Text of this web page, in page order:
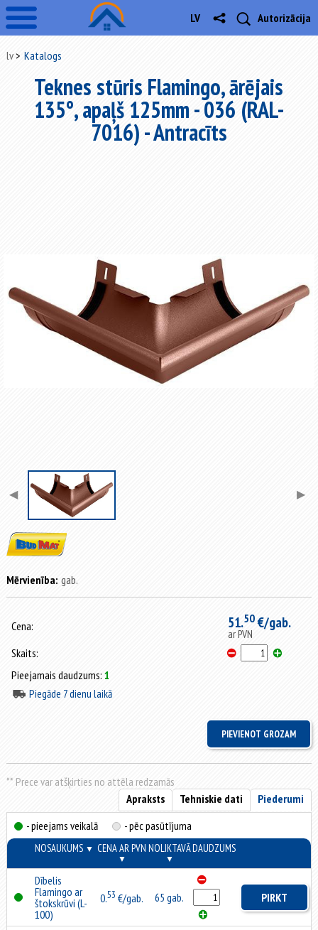
Autorizācija
LV
lv Katalogs
Teknes stūris Flamingo, ārējais
135°, apaļš 125mm - 036 (RAL-
7016) - Antracīts
◀ ▶
Mērvienība: gab.
Cena: 51.50€/gab.
ar PVN
Skaits:
Pieejamais daudzums: 1
Piegāde 7 dienu laikā
** Prece var atšķirties no attēla redzamās
Piederumi
Tehniskie dati
Apraksts
- pieejams veikalā
- pēc pasūtījuma
NOSAUKUMS ▼ CENA AR PVN
▼
NOLIKTAVĀ
▼
DAUDZUMS
Dībelis
Flamingo ar
štokskrūvi (L-
100)
0.53 €/gab. 65 gab. PIRKT